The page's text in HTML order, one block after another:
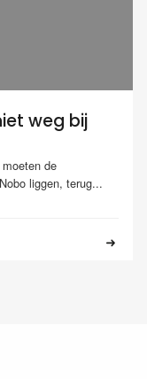
weg bij
de
liggen, terug...